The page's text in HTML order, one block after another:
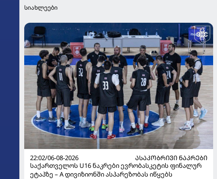
სიახლეები
22:02/06-08-2026
ᲐᲡᲐᲙᲝᲑᲠᲘᲕᲘ ᲜᲐᲙᲠᲔᲑᲘ
საქართველოს U16 ნაკრები ევრობასკეტის ფინალურ
ეტაპზე – A დივიზიონში ასპარეზობას იწყებს